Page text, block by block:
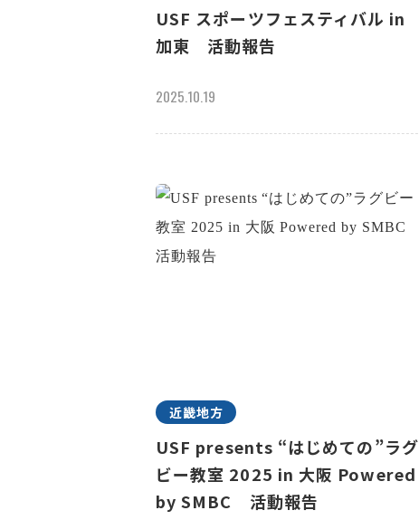
USF スポーツフェスティバル in
加東 活動報告
2025.10.19
近畿地方
USF presents “はじめての”ラグ
ビー教室 2025 in 大阪 Powered
by SMBC 活動報告